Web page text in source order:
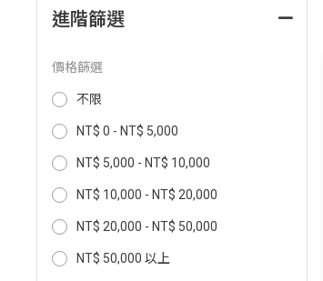
進階篩選
價格篩選
不限
NT$ 0 - NT$ 5,000
NT$ 5,000 - NT$ 10,000
NT$ 10,000 - NT$ 20,000
NT$ 20,000 - NT$ 50,000
NT$ 50,000 以上